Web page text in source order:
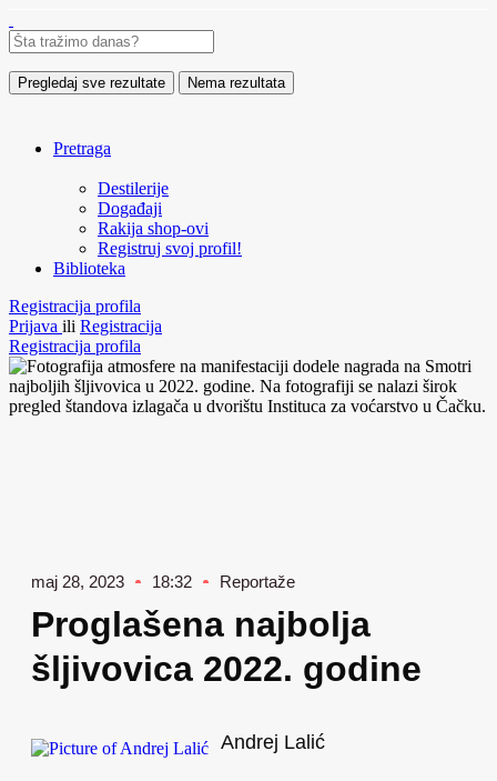
Pregledaj sve rezultate Nema rezultata
Pretraga
Destilerije
Događaji
Rakija shop-ovi
Registruj svoj profil!
Biblioteka
Registracija profila
Prijava ili Registracija
Registracija profila
maj 28, 2023 18:32 Reportaže
Proglašena najbolja
šljivovica 2022. godine
Andrej Lalić